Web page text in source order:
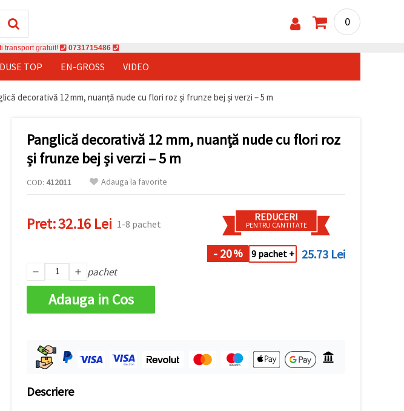
0
transport gratuit! 0731715486
TOP EN-GROSS VIDEO
decorativă 12 mm, nuanță nude cu flori roz și frunze bej și verzi – 5 m
Panglică decorativă 12 mm, nuanță nude cu flori roz
și frunze bej și verzi – 5 m
COD: 412011 Adauga la favorite
Pret:32.16 Lei 1-8 pachet
REDUCERI
PENTRU CANTITATE
- 20% 9 pachet + 25.73 Lei
pachet
Adauga in Cos
Descriere